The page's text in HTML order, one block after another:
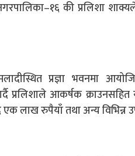
की प्रलिशा
प्रज्ञा भवनमा
प्रलिशाले आकर्षक
लाख रुपैयाँ तथा अन्य विभिन्न